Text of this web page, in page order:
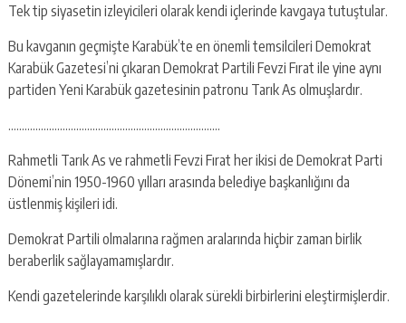
Tek tip siyasetin izleyicileri olarak kendi içlerinde kavgaya tutuştular.
Bu kavganın geçmişte Karabük’te en önemli temsilcileri Demokrat
Karabük Gazetesi’ni çıkaran Demokrat Partili Fevzi Fırat ile yine aynı
partiden Yeni Karabük gazetesinin patronu Tarık As olmuşlardır.
……………………………………………………………………
Rahmetli Tarık As ve rahmetli Fevzi Fırat her ikisi de Demokrat Parti
Dönemi’nin 1950-1960 yılları arasında belediye başkanlığını da
üstlenmiş kişileri idi.
Demokrat Partili olmalarına rağmen aralarında hiçbir zaman birlik
beraberlik sağlayamamışlardır.
Kendi gazetelerinde karşılıklı olarak sürekli birbirlerini eleştirmişlerdir.